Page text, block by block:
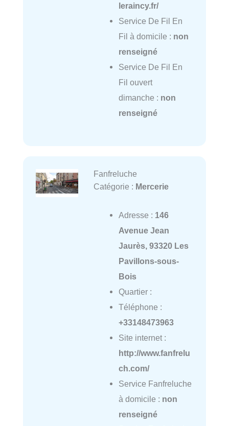
leraincy.fr/
Service De Fil En
Fil à domicile : non
renseigné
Service De Fil En
Fil ouvert
dimanche : non
renseigné
Fanfreluche
Catégorie : Mercerie
Adresse : 146
Avenue Jean
Jaurès, 93320 Les
Pavillons-sous-
Bois
Quartier :
Téléphone :
+33148473963
Site internet :
http://www.fanfrelu
ch.com/
Service Fanfreluche
à domicile : non
renseigné